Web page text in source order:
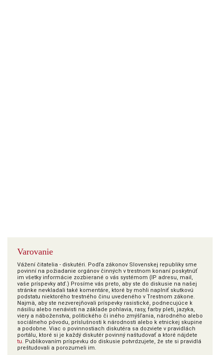
Varovanie
Vážení čitatelia - diskutéri. Podľa zákonov Slovenskej republiky sme
povinní na požiadanie orgánov činných v trestnom konaní poskytnúť
im všetky informácie zozbierané o vás systémom (IP adresu, mail,
vaše príspevky atď.) Prosíme vás preto, aby ste do diskusie na našej
stránke nevkladali také komentáre, ktoré by mohli naplniť skutkovú
podstatu niektorého trestného činu uvedeného v Trestnom zákone.
Najmä, aby ste nezverejňovali príspevky rasistické, podnecujúce k
násiliu alebo nenávisti na základe pohlavia, rasy, farby pleti, jazyka,
viery a náboženstva, politického či iného zmýšľania, národného alebo
sociálneho pôvodu, príslušnosti k národnosti alebo k etnickej skupine
a podobne. Viac o povinnostiach diskutéra sa dozviete v pravidlách
portálu, ktoré si je každý diskutér povinný naštudovať a ktoré nájdete
tu. Publikovaním príspevku do diskusie potvrdzujete, že ste si pravidlá
preštudovali a porozumeli im.